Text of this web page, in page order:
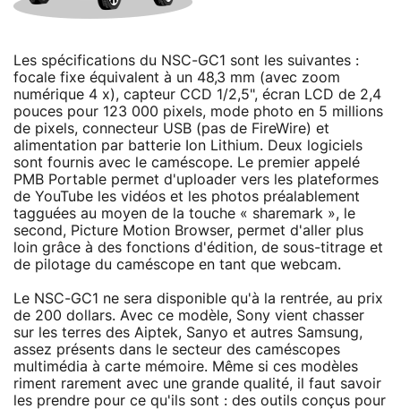
Les spécifications du NSC-GC1 sont les suivantes :
focale fixe équivalent à un 48,3 mm (avec zoom
numérique 4 x), capteur CCD 1/2,5", écran LCD de 2,4
pouces pour 123 000 pixels, mode photo en 5 millions
de pixels, connecteur USB (pas de FireWire) et
alimentation par batterie Ion Lithium. Deux logiciels
sont fournis avec le caméscope. Le premier appelé
PMB Portable permet d'uploader vers les plateformes
de YouTube les vidéos et les photos préalablement
tagguées au moyen de la touche « sharemark », le
second, Picture Motion Browser, permet d'aller plus
loin grâce à des fonctions d'édition, de sous-titrage et
de pilotage du caméscope en tant que webcam.
Le NSC-GC1 ne sera disponible qu'à la rentrée, au prix
de 200 dollars. Avec ce modèle, Sony vient chasser
sur les terres des Aiptek, Sanyo et autres Samsung,
assez présents dans le secteur des caméscopes
multimédia à carte mémoire. Même si ces modèles
riment rarement avec une grande qualité, il faut savoir
les prendre pour ce qu'ils sont : des outils conçus pour